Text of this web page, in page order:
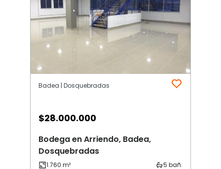
Badea | Dosquebradas
$28.000.000
Bodega en Arriendo, Badea,
Dosquebradas